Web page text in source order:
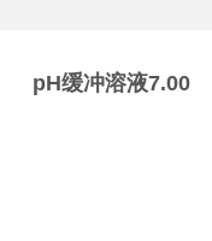
pH缓冲溶液7.00